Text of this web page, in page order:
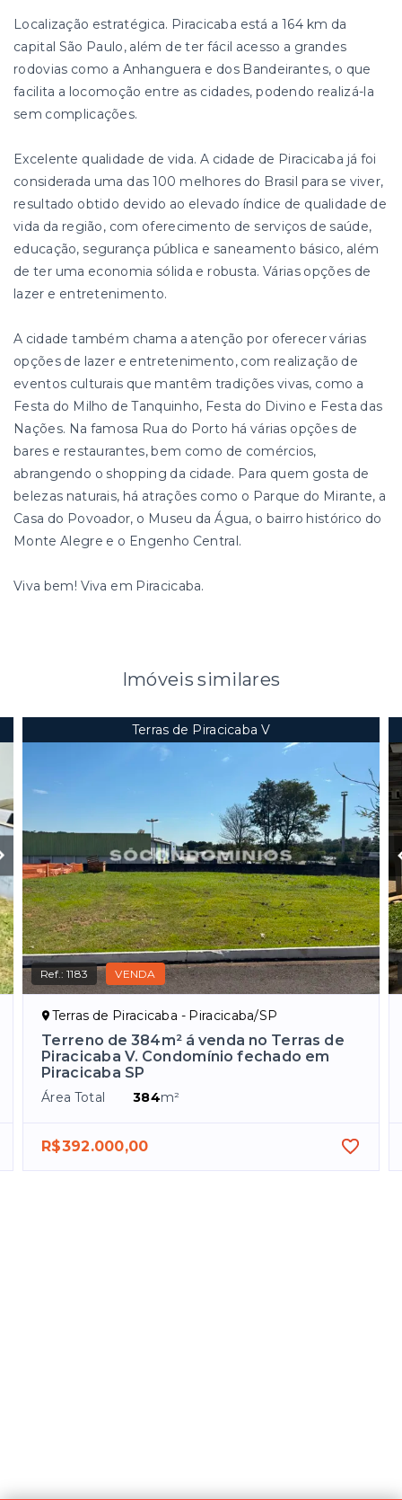
Localização estratégica. Piracicaba está a 164 km da
capital São Paulo, além de ter fácil acesso a grandes
rodovias como a Anhanguera e dos Bandeirantes, o que
facilita a locomoção entre as cidades, podendo realizá-la
sem complicações.
Excelente qualidade de vida. A cidade de Piracicaba já foi
considerada uma das 100 melhores do Brasil para se viver,
resultado obtido devido ao elevado índice de qualidade de
vida da região, com oferecimento de serviços de saúde,
educação, segurança pública e saneamento básico, além
de ter uma economia sólida e robusta. Várias opções de
lazer e entretenimento.
A cidade também chama a atenção por oferecer várias
opções de lazer e entretenimento, com realização de
eventos culturais que mantêm tradições vivas, como a
Festa do Milho de Tanquinho, Festa do Divino e Festa das
Nações. Na famosa Rua do Porto há várias opções de
bares e restaurantes, bem como de comércios,
abrangendo o shopping da cidade. Para quem gosta de
belezas naturais, há atrações como o Parque do Mirante, a
Casa do Povoador, o Museu da Água, o bairro histórico do
Monte Alegre e o Engenho Central.
Viva bem! Viva em Piracicaba.
Imóveis similares
Terras de Piracicaba V
Ref.:1183 VENDA
Terras de Piracicaba - Piracicaba/SP
Terreno de 384m² á venda no Terras de
Piracicaba V. Condomínio fechado em
Piracicaba SP
Área Total 384m²
R$392.000,00